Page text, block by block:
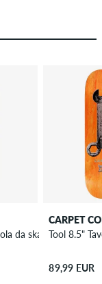
da skateboard
CARPET
Tool 8.5"
89,99 EUR